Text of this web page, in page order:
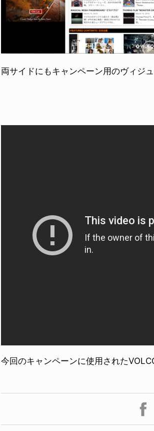
両サイドにもキャンペーン用のヴィジ
今回のキャンペーンに使用された